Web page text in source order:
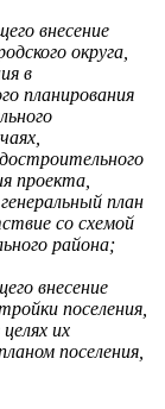
внесение
округа,
в
планирования
проекта,
план
со схемой
района;
внесение
поселения,
их
поселения,